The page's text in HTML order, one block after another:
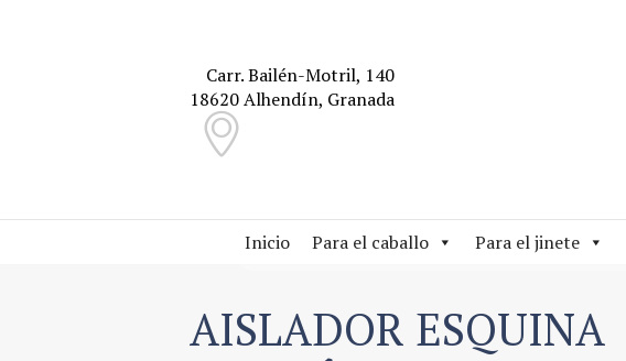
Carr. Bailén-Motril, 140
18620 Alhendín, Granada
Inicio Para el caballo Para el jinete
AISLADOR ESQUINA